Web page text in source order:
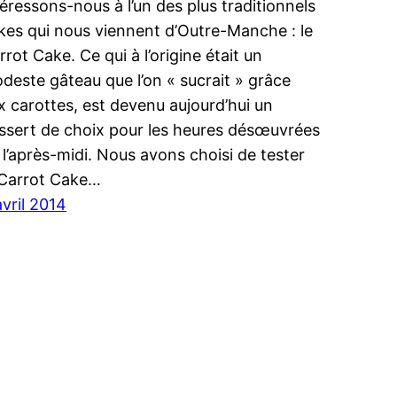
nous à l’un des plus traditionnels
qui nous viennent d’Outre-Manche : le
Cake. Ce qui à l’origine était un
gâteau que l’on « sucrait » grâce
carottes, est devenu aujourd’hui un
de choix pour les heures désœuvrées
midi. Nous avons choisi de tester
Cake…
2014